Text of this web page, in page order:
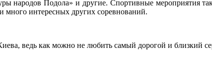
народов Подола» и другие. Спортивные мероприятия
интересных других соревнований.
ведь как можно не любить самый дорогой и близкий